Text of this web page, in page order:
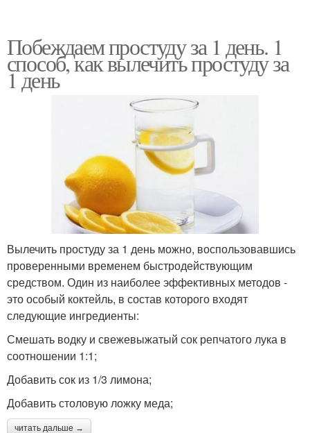
Побеждаем простуду за 1 день. 1
способ, как вылечить простуду за
1 день
Вылечить простуду за 1 день можно, воспользовавшись
проверенными временем быстродействующим
средством. Один из наиболее эффективных методов -
это особый коктейль, в состав которого входят
следующие ингредиенты:
Смешать водку и свежевыжатый сок репчатого лука в
соотношении 1:1;
Добавить сок из 1/3 лимона;
Добавить столовую ложку меда;
читать дальше →